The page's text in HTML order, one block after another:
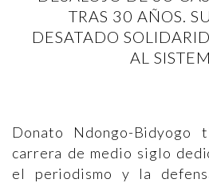
TRAS 30 AÑOS.
DESATADO
AL
Donato Ndongo-Bidyogo
carrera de medio siglo
el periodismo y la